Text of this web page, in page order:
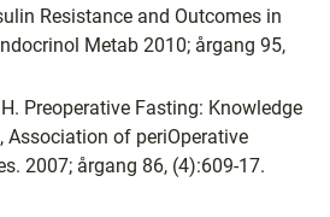
Resistance and Outcomes in
Metab 2010; årgang 95,
Preoperative Fasting: Knowledge
Association of periOperative
2007; årgang 86, (4):609-17.